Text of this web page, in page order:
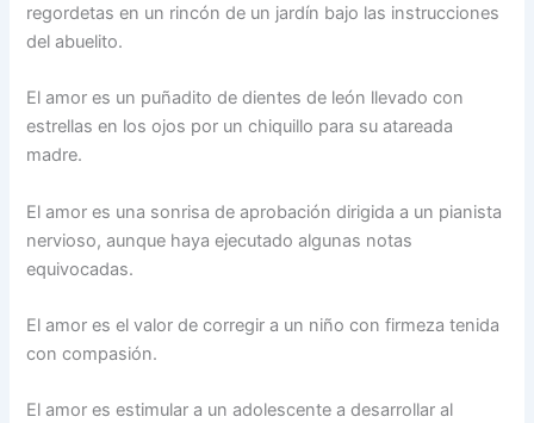
regordetas en un rincón de un jardín bajo las instrucciones
del abuelito.
El amor es un puñadito de dientes de león llevado con
estrellas en los ojos por un chiquillo para su atareada
madre.
El amor es una sonrisa de aprobación dirigida a un pianista
nervioso, aunque haya ejecutado algunas notas
equivocadas.
El amor es el valor de corregir a un niño con firmeza tenida
con compasión.
El amor es estimular a un adolescente a desarrollar al